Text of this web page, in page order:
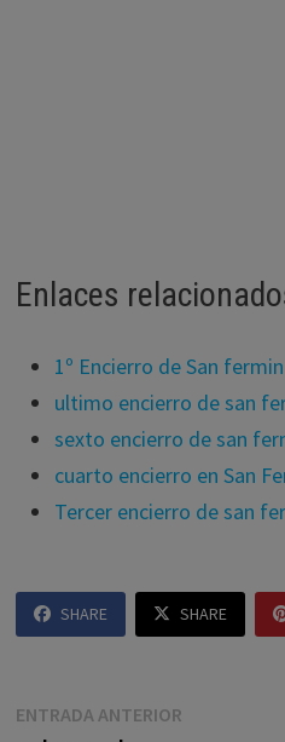
Enlaces
1º Encierro de San
ultimo encierro de san
sexto encierro de san
cuarto encierro en San
Tercer encierro de san
SHARE SHARE
Navegación
ENTRADA ANTERIOREntrada